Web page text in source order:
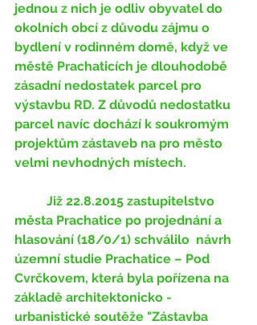
jednou z nich je odliv obyvatel do
okolních obcí z důvodu zájmu o
bydlení v rodinném domě, když ve
městě Prachaticích je dlouhodobě
zásadní nedostatek parcel pro
výstavbu RD. Z důvodů nedostatku
parcel navíc dochází k soukromým
projektům zástaveb na pro město
velmi nevhodných místech.
města Prachatice po projednání a
hlasování (18/0/1) schválilo  návrh
územní studie Prachatice – Pod
Cvrčkovem, která byla pořízena na
základě architektonicko -
urbanistické soutěže "Zástavba